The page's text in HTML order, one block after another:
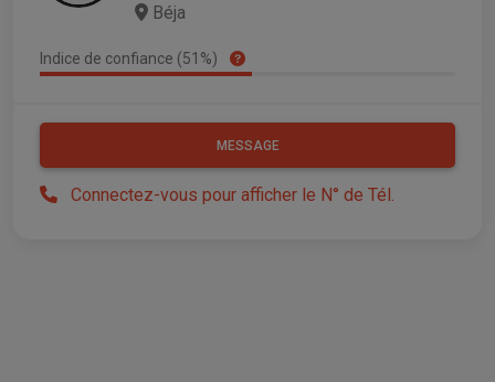
Béja
Indice de confiance (51%)
MESSAGE
Connectez-vous pour afficher le N° de Tél.